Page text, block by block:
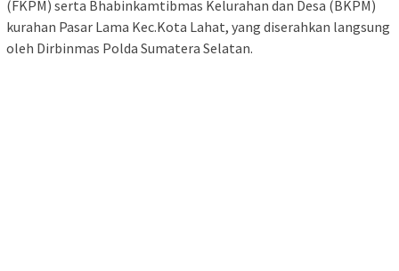
(FKPM) serta Bhabinkamtibmas Kelurahan dan Desa (BKPM)
kurahan Pasar Lama Kec.Kota Lahat, yang diserahkan langsung
oleh Dirbinmas Polda Sumatera Selatan.